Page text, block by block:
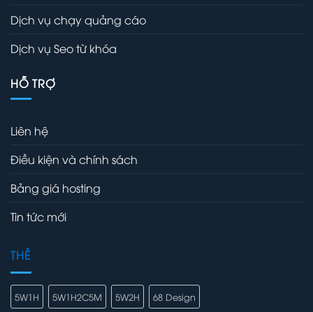
Dịch vụ chạy quảng cáo
Dịch vụ Seo từ khóa
HỖ TRỢ
Liên hệ
Điều kiện và chính sách
Bảng giá hosting
Tin tức mới
THẺ
5W1H 5W1H2C5M 5W2H 68 Design